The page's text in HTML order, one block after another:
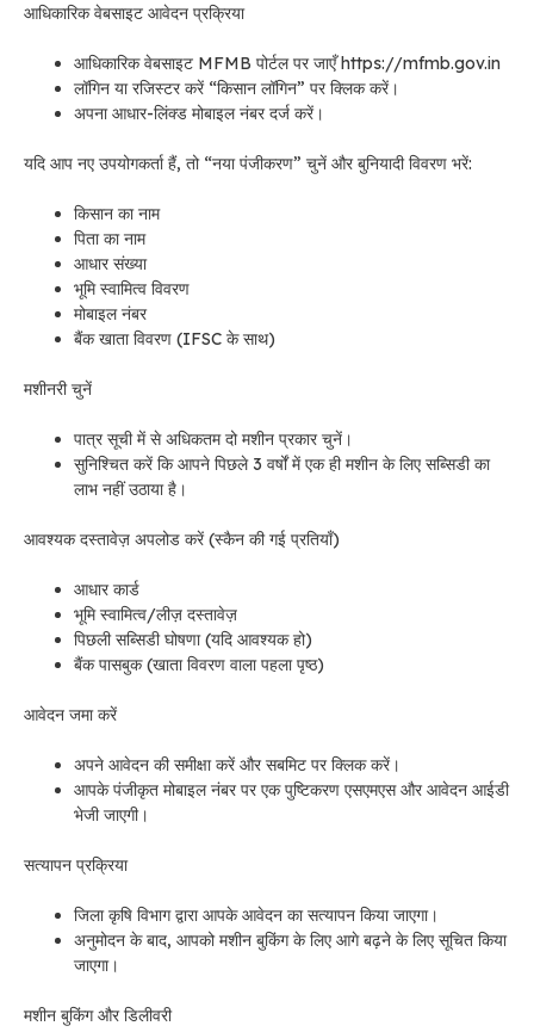
आधिकारिक वेबसाइट आवेदन प्रक्रिया
आधिकारिक वेबसाइट MFMB पोर्टल पर जाएँ https://mfmb.gov.in
लॉगिन या रजिस्टर करें “किसान लॉगिन” पर क्लिक करें।
अपना आधार-लिंक्ड मोबाइल नंबर दर्ज करें।
यदि आप नए उपयोगकर्ता हैं, तो “नया पंजीकरण” चुनें और बुनियादी विवरण भरें:
किसान का नाम
पिता का नाम
आधार संख्या
भूमि स्वामित्व विवरण
मोबाइल नंबर
बैंक खाता विवरण (IFSC के साथ)
मशीनरी चुनें
पात्र सूची में से अधिकतम दो मशीन प्रकार चुनें।
सुनिश्चित करें कि आपने पिछले 3 वर्षों में एक ही मशीन के लिए सब्सिडी का
लाभ नहीं उठाया है।
आवश्यक दस्तावेज़ अपलोड करें (स्कैन की गई प्रतियाँ)
आधार कार्ड
भूमि स्वामित्व/लीज़ दस्तावेज़
पिछली सब्सिडी घोषणा (यदि आवश्यक हो)
बैंक पासबुक (खाता विवरण वाला पहला पृष्ठ)
आवेदन जमा करें
अपने आवेदन की समीक्षा करें और सबमिट पर क्लिक करें।
आपके पंजीकृत मोबाइल नंबर पर एक पुष्टिकरण एसएमएस और आवेदन आईडी
भेजी जाएगी।
सत्यापन प्रक्रिया
जिला कृषि विभाग द्वारा आपके आवेदन का सत्यापन किया जाएगा।
अनुमोदन के बाद, आपको मशीन बुकिंग के लिए आगे बढ़ने के लिए सूचित किया
जाएगा।
मशीन बुकिंग और डिलीवरी